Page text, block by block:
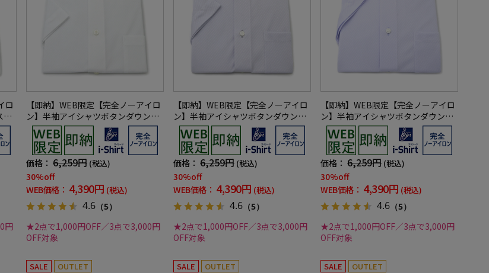
ロ
ト
春
円
【即納】WEB限定【完全ノーアイロ
ン】半袖アイシャツボタンダウンス
トレッチ織柄無地i-shirtワイシャツ
春夏
価格： 6,259円 (税込)
30%off
WEB価格： 4,390円 (税込)
4.6 （5）
★2点で1,000円OFF／3点で3,000円
OFF対象
【即納】WEB限定【完全ノーアイロ
ン】半袖アイシャツボタンダウンス
トレッチ織柄無地i-shirtワイシャツ
春夏
価格： 6,259円 (税込)
30%off
WEB価格： 4,390円 (税込)
4.6 （5）
★2点で1,000円OFF／3点で3,000円
OFF対象
【即納】WEB限定【完全ノーアイロ
ン】半袖アイシャツボタンダウンス
トレッチ織柄無地i-shirtワイシャツ
春夏
価格： 6,259円 (税込)
30%off
WEB価格： 4,390円 (税込)
4.6 （5）
★2点で1,000円OFF／3点で3,000円
OFF対象
SALE OUTLET SALE OUTLET SALE OUTLET